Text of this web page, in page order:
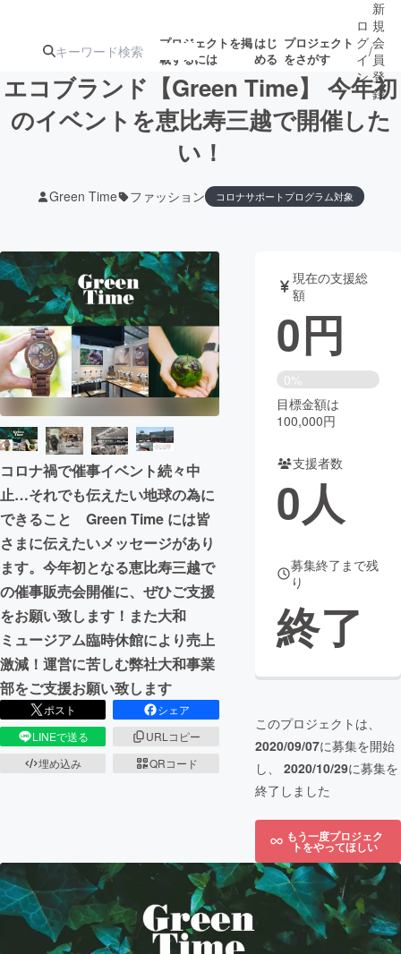
プロジェクトを掲
載するには
はじ
める
プロジェクト
をさがす
注目の新着プロ
テクノロジー・ガジェット ゲーム・サ
映像・映画 書籍・雑誌
ビジネス・起業 チャレンジ
まちづくり・地域活性化
CAMPFIRE for Social Good
CAMPFIRE Creation
CAMPFIREふるさと納税machi-ya コミュニティ
ロ
グ
イ
ン
/
新
規
会
員
登
録
エコブランド【Green Time】 今年初
のイベントを恵比寿三越で開催した
い！
Green Time ファッション コロナサポートプログラム対象
コロナ禍で催事イベント続々中
止…それでも伝えたい地球の為に
できること Green Time には皆
さまに伝えたいメッセージがあり
ます。今年初となる恵比寿三越で
の催事販売会開催に、ぜひご支援
をお願い致します！また大和
ミュージアム臨時休館により売上
激減！運営に苦しむ弊社大和事業
部をご支援お願い致します
ポスト
シェア
LINEで送る
URLコピー
埋め込み
QRコード
現在の支援総
額
0円
0%
目標金額は
100,000円
支援者数
0人
募集終了まで残
り
終了
このプロジェクトは、
2020/09/07に募集を開始
し、 2020/10/29に募集を
終了しました
もう一度プロジェク
トをやってほしい